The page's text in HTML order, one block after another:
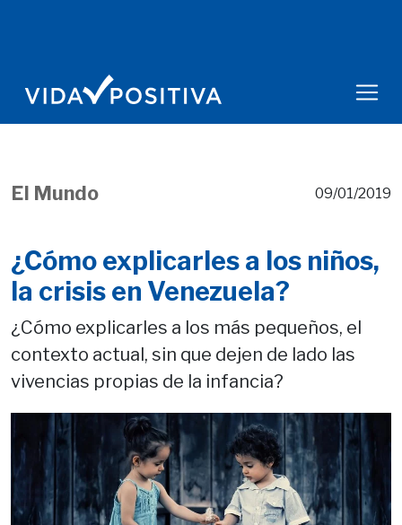
El Mundo 09/01/2019
¿Cómo explicarles a los niños,
la crisis en Venezuela?
¿Cómo explicarles a los más pequeños, el
contexto actual, sin que dejen de lado las
vivencias propias de la infancia?